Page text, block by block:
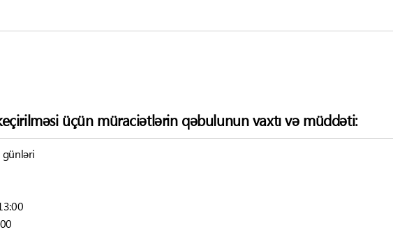
üçün müraciətlərin qəbulunun vaxtı və müddəti:
günləri